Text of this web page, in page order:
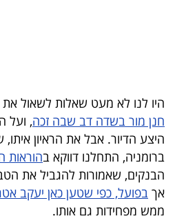
שיתופי
פעולה
דרושים
ניוזלטרים
היו לנו לא מעט שאלות לשאול
חנן מור בשדה דב שבה זכה, ועל
היצע הדיור. אבל את הראיון
ברומניה, התחלנו דווקא ב
הבנקים, שאמורות להגביל את
אך בפועל, כפי שטען כאן יעקב
ממש מפחידות גם אותו.